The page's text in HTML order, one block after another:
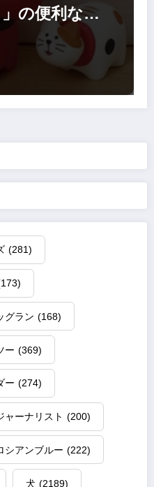
の便利な文
(281)
グラン (168)
ー (369)
ー (274)
ャーナリスト (200)
シアンブルー (222)
犬 (2189)